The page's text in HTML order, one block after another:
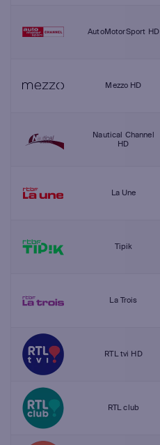
AutoMotorSport HD
Mezzo HD
Nautical Channel
HD
La Une
Tipik
La Trois
RTL tvi HD
RTL club